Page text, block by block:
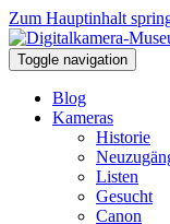
Zum Hauptinhalt
Toggle navigation
Blog
Kameras
Historie
Listen
Gesucht
Canon